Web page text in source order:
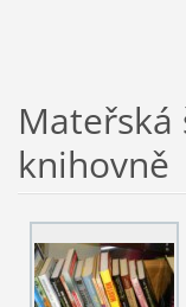
Mateřská
knihovně